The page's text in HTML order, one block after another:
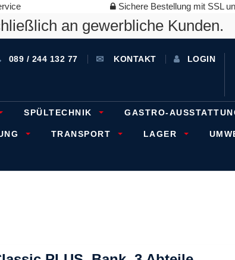
Sichere Bestellung mit SSL
an gewerbliche Kunden.
089 / 244 132 77 KONTAKT LOGIN
SPÜLTECHNIK GASTRO-
TRANSPORT LAGER